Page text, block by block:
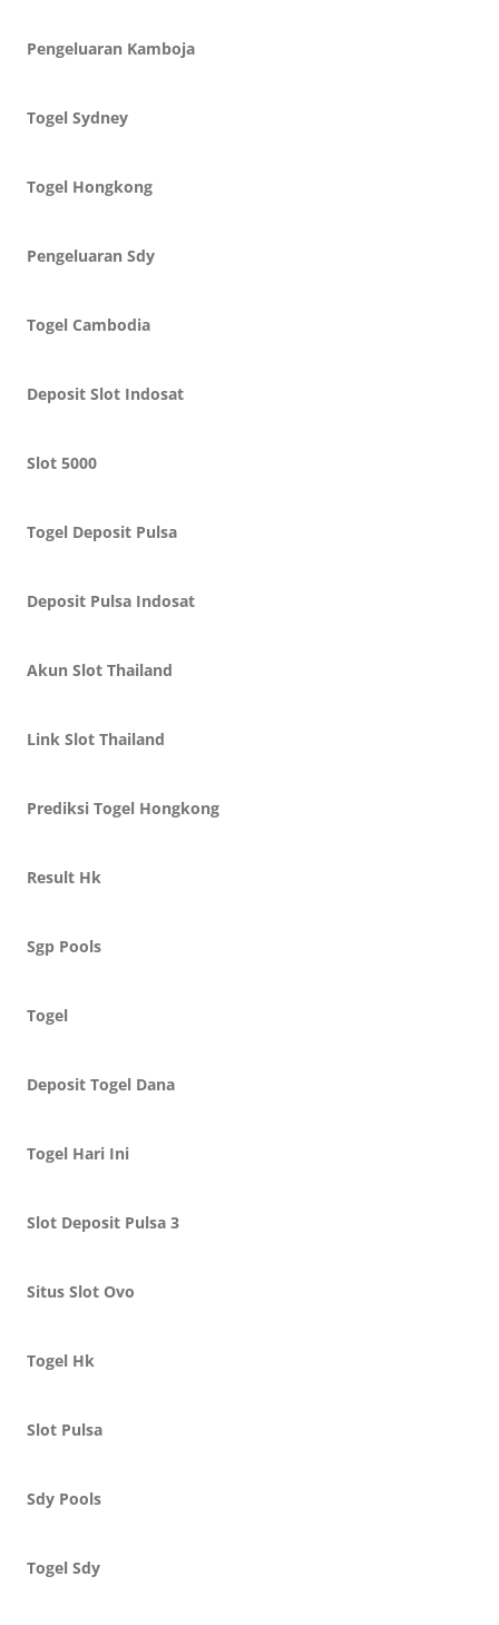
Pengeluaran Kamboja
Togel Sydney
Togel Hongkong
Pengeluaran Sdy
Togel Cambodia
Deposit Slot Indosat
Slot 5000
Togel Deposit Pulsa
Deposit Pulsa Indosat
Akun Slot Thailand
Link Slot Thailand
Prediksi Togel Hongkong
Result Hk
Sgp Pools
Togel
Deposit Togel Dana
Togel Hari Ini
Slot Deposit Pulsa 3
Situs Slot Ovo
Togel Hk
Slot Pulsa
Sdy Pools
Togel Sdy